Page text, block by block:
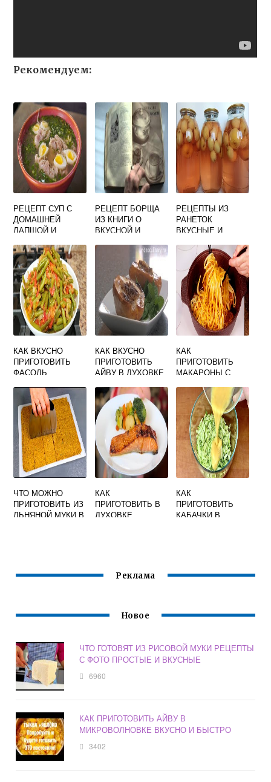
Рекомендуем:
РЕЦЕПТ СУП С
ДОМАШНЕЙ
ЛАПШОЙ И
ВКУСНЫЙ
РЕЦЕПТ БОРЩА
ИЗ КНИГИ О
ВКУСНОЙ И
1952 ГОДА
РЕЦЕПТЫ ИЗ
РАНЕТОК
ВКУСНЫЕ И
ЗИМУ
КАК ВКУСНО
ПРИГОТОВИТЬ
ФАСОЛЬ
КАК ВКУСНО
ПРИГОТОВИТЬ
АЙВУ В ДУХОВКЕ
КАК
ПРИГОТОВИТЬ
МАКАРОНЫ С
СКОВОРОДЕ
ВКУСНО
ЧТО МОЖНО
ПРИГОТОВИТЬ ИЗ
ЛЬНЯНОЙ МУКИ В
КАК
ПРИГОТОВИТЬ В
ДУХОВКЕ
КАК
ПРИГОТОВИТЬ
КАБАЧКИ В
Реклама
Новое
ЧТО ГОТОВЯТ ИЗ РИСОВОЙ МУКИ РЕЦЕПТЫ
С ФОТО ПРОСТЫЕ И ВКУСНЫЕ
6960
КАК ПРИГОТОВИТЬ АЙВУ В
МИКРОВОЛНОВКЕ ВКУСНО И БЫСТРО
3402